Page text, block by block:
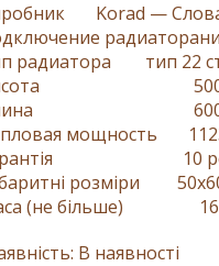
Korad —
радиатора
радиатора
тип 22
мощность
10
розміри
(не більше)
В наявності